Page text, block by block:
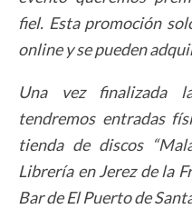
fiel. Esta promoción
online y se pueden
Una vez finalizada
tendremos entradas
tienda de discos
Librería en Jerez de la
Bar de El Puerto de